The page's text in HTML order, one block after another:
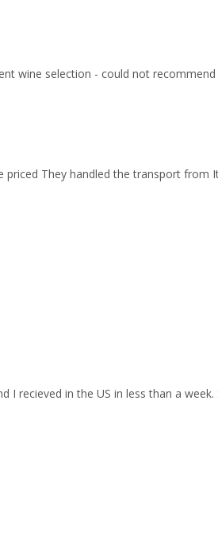
wine selection - could not
They handled the transport
I recieved in the US in less than a